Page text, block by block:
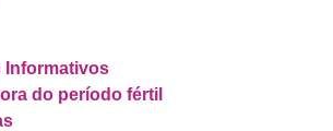
Informativos
do período fértil